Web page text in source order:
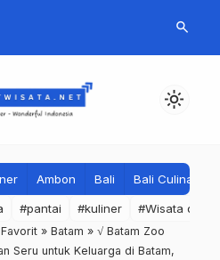
search
light_mode
Ambon Bali Bali Culinary
#pantai #kuliner #Wisata dan
» Batam » √ Batam Zoo
Seru untuk Keluarga di Batam,